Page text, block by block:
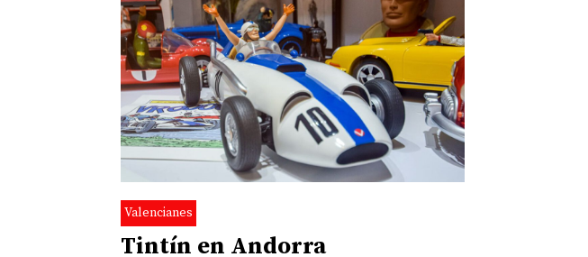
Valencianes
Tintín en Andorra